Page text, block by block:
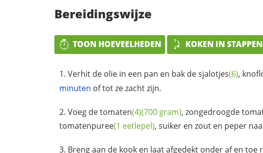
Bereidingswijze
TOON HOEVEELHEDEN KOKEN IN STAPPEN
Verhit de olie in een pan en bak desjalotjes(6),
minuten of tot ze zacht zijn.
Voeg detomaten(4)(700 gram), zongedroogde
tomatenpuree(1 eetlepel), suiker en zout en peper
Breng aan de kook en laat afgedekt onder af en toe